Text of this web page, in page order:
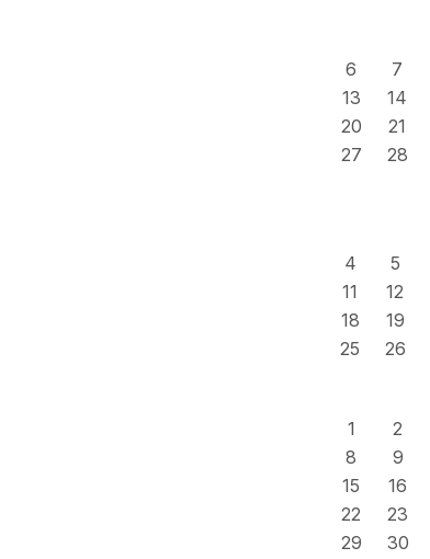
6
7
13
14
20
21
27
28
4
5
11
12
18
19
25
26
1
2
8
9
15
16
22
23
29
30